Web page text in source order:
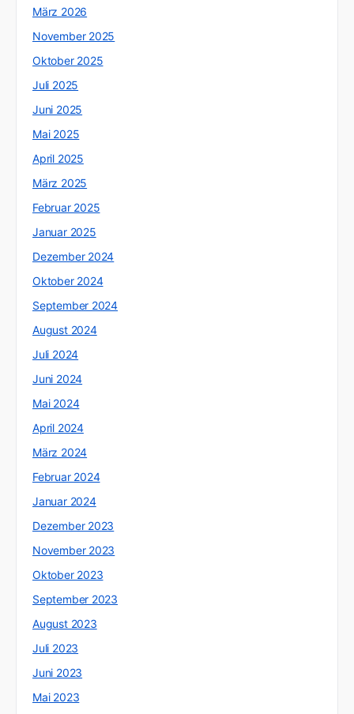
März 2026
November 2025
Oktober 2025
Juli 2025
Juni 2025
Mai 2025
April 2025
März 2025
Februar 2025
Januar 2025
Dezember 2024
Oktober 2024
September 2024
August 2024
Juli 2024
Juni 2024
Mai 2024
April 2024
März 2024
Februar 2024
Januar 2024
Dezember 2023
November 2023
Oktober 2023
September 2023
August 2023
Juli 2023
Juni 2023
Mai 2023